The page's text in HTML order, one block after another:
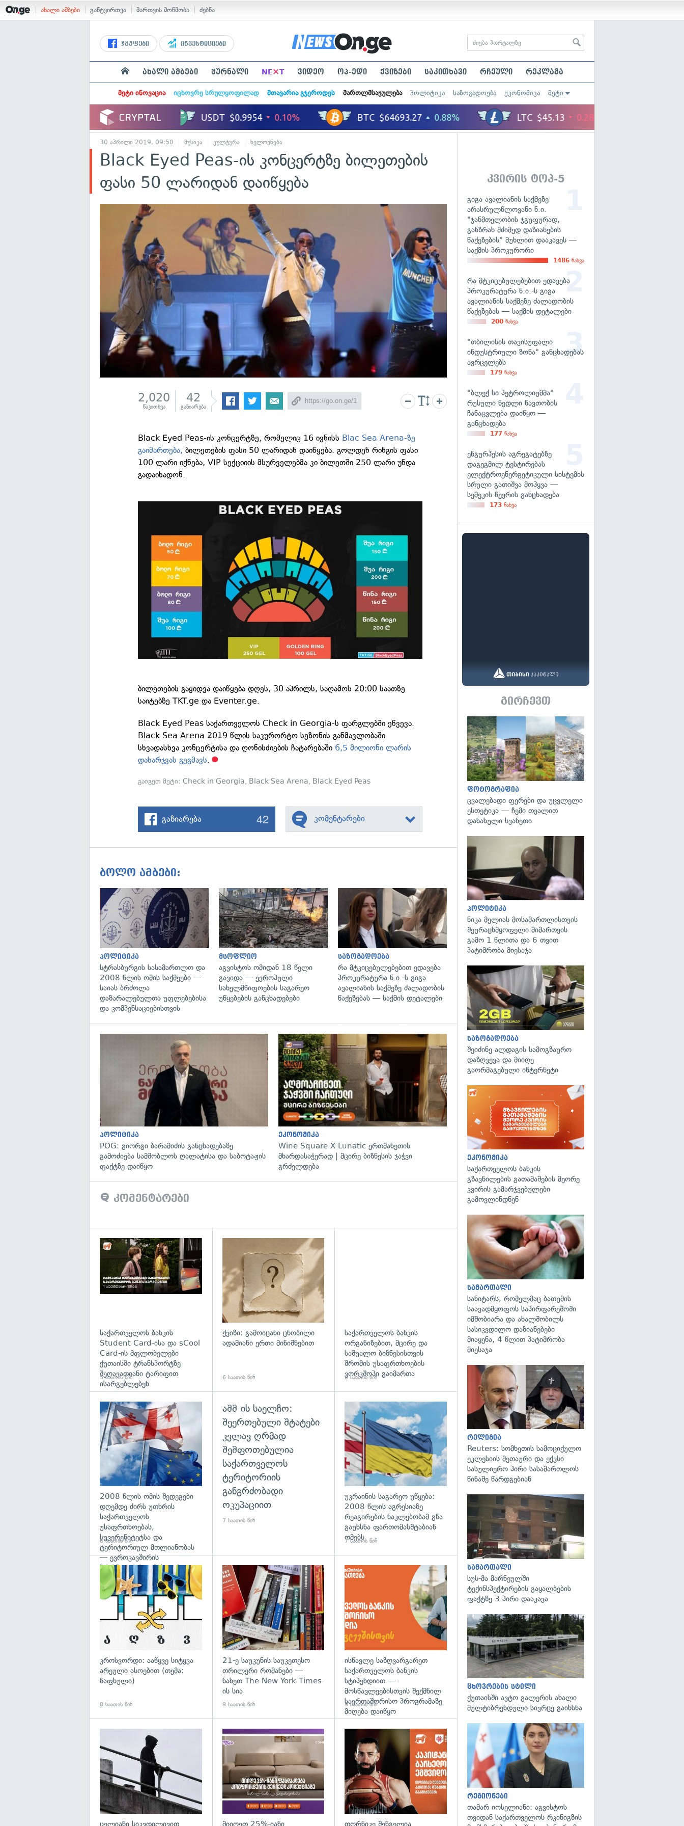
ახალი ამბები განტვირთვა მართვის მოწმობა ძებნა
ჯგუფები ინვესტიციები
ახალი ამბები ჟურნალი NE×T ვიდეო ოპ-ედი ქვიზები საკითხავი რჩეული რეკლამა
მეტი ინოვაცია იცხოვრე სრულყოფილად მთავარია გჯეროდეს მართლმსაჯულება პოლიტიკა საზოგადოება ეკონომიკა მეტი
30 აპრილი 2019, 09:50 მუსიკა კულტურა ხელოვნება
Black Eyed Peas-ის კონცერტზე ბილეთების
ფასი 50 ლარიდან დაიწყება
2,020
წაკითხვა
42
გაზიარება
Black Eyed Peas-ის კონცერტზე, რომელიც 16 ივნისს Blac Sea Arena-ზე
გაიმართება,ბილეთების ფასი 50 ლარიდან დაიწყება. გოლდენ რინგის ფასი
100 ლარი იქნება, VIP სექციიის მსურველებმა კი ბილეთში 250 ლარი უნდა
გადაიხადონ.
ბილეთების გაყიდვა დაიწყება დღეს, 30 აპრილს, საღამოს 20:00 საათზე
საიტებზე TKT.ge და Eventer.ge.
Black Eyed Peas საქართველოს Check in Georgia-ს ფარგლებში ეწვევა.
Black Sea Arena 2019 წლის საკურორტო სეზონის განმავლობაში
სხვადასხვა კონცერტისა და ღონისძიების ჩატარებაში 6,5 მილიონი ლარის
დახარჯვას გეგმავს.
გაიგეთ მეტი:Check in Georgia, Black Sea Arena, Black Eyed Peas
გაზიარება 42 კომენტარები
ბოლო ამბები:
გადახედვა
პოლიტიკა
სტრასბურგის სასამართლო და
2008 წლის ომის საქმეები —
საიას ბრძოლა
დაზარალებულთა უფლებებისა
და კომპენსაციებისთვის
გადახედვა
მსოფლიო
აგვისტოს ომიდან 18 წელი
გავიდა — ევროპული
სახელმწიფოების საგარეო
უწყებების განცხადებები
გადახედვა
საზოგადოება
რა მტკიცებულებებით ედავება
პროკურატურა ნ.ი.-ს გიგა
ავალიანის საქმეზე ძალადობის
წაქეზებას — საქმის დეტალები
გადახედვა
პოლიტიკა
POG: გიორგი ბარამიძის განცხადებაზე
გამოძიება სამშობლოს ღალატისა და საბოტაჟის
ფაქტზე დაიწყო
ეკონომიკა
Wine Square X Lunatic ერთმანეთის
მხარდასაჭერად | მცირე ბიზნესის ჯაჭვი
გრძელდება
კომენტარები
საქართველოს ბანკის
Student Card-ისა და sCool
Card-ის მფლობელები
ქუთაისში ტრანსპორტზე
შეღავათიანი ტარიფით
ისარგებლებენ
5 საათის წინ
ქვიზი: გამოიცანი ცნობილი
ადამიანი ერთი მინიშნებით
6 საათის წინ
საქართველოს ბანკის
ორგანიზებით, მცირე და
საშუალო ბიზნესისთვის
შრომის უსაფრთხოების
ვორკშოპი გაიმართა
6 საათის წინ
გადახედვა
2008 წლის ომის შედეგები
დღემდე ძირს უთხრის
საქართველოს
უსაფრთხოებას,
სუვერენიტეტსა და
ტერიტორიულ მთლიანობას
— ევროკავშირის
პრესპიკერის განცხადება
6 საათის წინ
აშშ-ის საელჩო:
შეერთებული შტატები
კვლავ ღრმად
შეშფოთებულია
საქართველოს
ტერიტორიის
განგრძობადი
ოკუპაციით
7 საათის წინ
გადახედვა
უკრაინის საგარეო უწყება:
2008 წლის აგრესიაზე
რეაგირების ნაკლებობამ გზა
გაუხსნა ფართომასშტაბიან
ომებს
7 საათის წინ
გადახედვა
კროსვორდი: ააწყვე სიტყვა
არეული ასოებით (თემა:
ზაფხული)
8 საათის წინ
გადახედვა
21-ე საუკუნის საუკეთესო
თრილერი რომანები —
ნახეთ The New York Times-
ის სია
9 საათის წინ
ისწავლე საზღვარგარეთ
საქართველოს ბანკის
სტიპენდიით —
მოსწავლეებისთვის შექმნილ
საერთაშორისო პროგრამაზე
მიღება დაიწყო
9 საათის წინ
გადახედვა
ცელიანი სიკვდილივით მიიღეთ 25%-იანი თორნიკე შენგელია
კვირის ტოპ-5
გიგა ავალიანის საქმეზე
არასრულწლოვანი ნ.ი.
"ჯანმთელობის ჯგუფურად,
განზრახ მძიმედ დაზიანების
წაქეზების" მუხლით დააკავეს —
საქმის პროკურორი
1486 ნახვა
რა მტკიცებულებებით ედავება
პროკურატურა ნ.ი.-ს გიგა
ავალიანის საქმეზე ძალადობის
წაქეზებას — საქმის დეტალები
200 ნახვა
"თბილისის თავისუფალი
ინდუსტრიული ზონა" განცხადებას
ავრცელებს
179 ნახვა
"ბლექ სი პეტროლიუმმა"
რუსული ნედლი ნავთობის
ჩანაცვლება დაიწყო —
განცხადება
177 ნახვა
ენგურჰესის აგრეგატებზე
დაგეგმილ ტესტირებას
ელექტროენერგეტიკული სისტემის
სრული გათიშვა მოჰყვა —
სემეკის წევრის განცხადება
173 ნახვა
გირჩევთ
ფოტოგრაფია
ცვალებადი ფერები და უცვლელი
ესთეტიკა — ჩემი თვალით
დანახული სვანეთი
პოლიტიკა
ნიკა მელიას მოსამართლისთვის
შეურაცხმყოფელი მიმართვის
გამო 1 წლითა და 6 თვით
პატიმრობა მიესაჯა
საზოგადოება
შეიძინე ალდაგის სამოგზაურო
დაზღვევა და მიიღე
გაორმაგებული ინტერნეტი
ეკონომიკა
საქართველოს ბანკის
გზავნილების გათამაშების მეორე
კვირის გამარჯვებულები
გამოვლინდნენ
სამართალი
სანიტარს, რომელმაც ბათუმის
საავადმყოფოს საპირფარეშოში
იმშობიარა და ახალშობილს
სასიკვდილო დაზიანებები
მიაყენა, 4 წლით პატიმრობა
მიესაჯა
რელიგია
Reuters: სომხეთის სამოციქულო
ეკლესიის მეთაური და ექვსი
სასულიერო პირი სასამართლოს
წინაშე წარდგებიან
სამართალი
სუს-მა მარნეულში
ტექინსპექტირების გაყალბების
ფაქტზე 3 პირი დააკავა
ცხოვრების სტილი
ქუთაისში ავტო გალერის ახალი
მულტიბრენდული სივრცე გაიხსნა
რეგიონები
თამარ იოსელიანი: აგვისტოს
თვიდან საქართველოს რკინიგზის